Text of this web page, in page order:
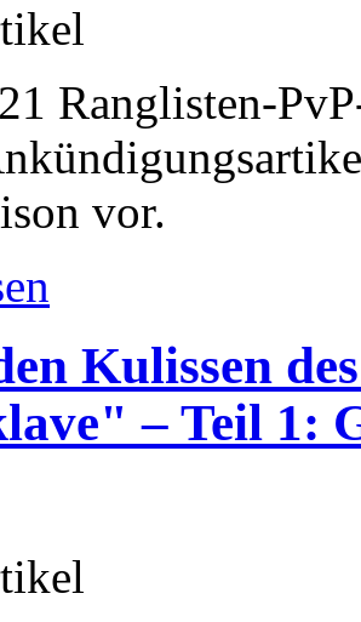
Ranglisten-
vor.
Kulissen
– Teil 1: